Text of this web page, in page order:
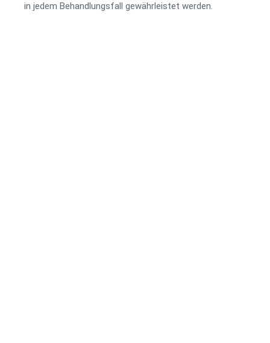
in jedem Behandlungsfall gewährleistet werden.